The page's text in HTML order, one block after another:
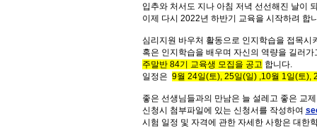
입추와 처서도 지나 아침 저녁 선선해진 날이
이제 다시 2022년 하반기 교육을 시작하려 합
심리지원 바우처 활동으로 인지학습을 접목시
혹은 인지학습을 배우며 자신의 역량을 길러
주말반 84기 교육생 모집을 공고 합니다.
일정은 9월 24일(토), 25일(일) ,10월 1일(토),
좋은 선생님들과의 만남은 늘 설레고 좋은 교
신청시 첨부파일에 있는 신청서를 작성하여
시험 일정 및 자격에 관한 자세한 사항은 대한